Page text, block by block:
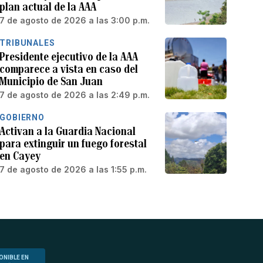
plan actual de la AAA
7 de agosto de 2026 a las 3:00 p.m.
TRIBUNALES
Presidente ejecutivo de la AAA
comparece a vista en caso del
Municipio de San Juan
7 de agosto de 2026 a las 2:49 p.m.
GOBIERNO
Activan a la Guardia Nacional
para extinguir un fuego forestal
en Cayey
7 de agosto de 2026 a las 1:55 p.m.
EN